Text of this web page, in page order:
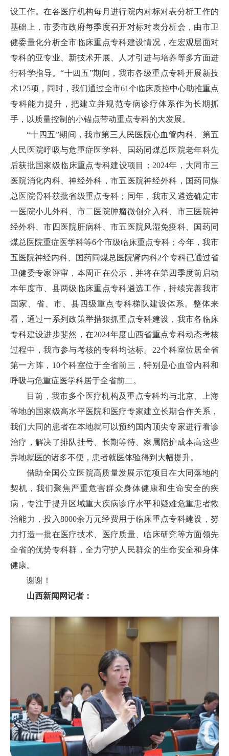
设工作。在各医疗机构每月进行院内对标对表分析工作的
基础上，市委市政府每季度召开对标对表分析会，由市卫
健委量化分析全市临床重点专科建设情况，在宏观层面对
专科的亚专业、新技术开展、人才引进与培养等多方面进
行科学指导。“十四五”期间，我市各级重点专科开展新技
术125项，同时，我们通过全市61个临床质控中心助推重点
专科能力提升，把建立并规范专病诊疗体系作为长期抓
手，以质量控制的小锚点带动重点专科的大发展。
“十四五”期间，我市第三人民医院心血管内科、第五
人民医院呼吸与危重症医学科、国药同煤总医院老年科先
后获批国家级临床重点专科建设项目；2024年，大同市三
医院消化内科、神经外科，市五医院神经外科，国药同煤
总医院骨科获批省级重点专科；同年，我市又遴选确定市
一医院小儿外科、市二医院肿瘤微创介入科、市三医院神
经外科、市四医院肝病科、市五医院风湿免疫科、国药同
煤总医院重症医学科等6个市级临床重点专科；今年，我市
五医院神经内科、国药同煤总医院肾内科2个专科已通过省
卫健委专家评审，本周正在公示，并将在第四季度前启动
本年度市、县两级临床重点专科遴选工作，持续完善我市
国家、省、市、县四级重点专科梯队建设体系。整体来
看，通过一系列政策举措狠抓重点专科建设，我市各临床
专科建设进步斐然，在2024年度山西省重点专科动态考核
过程中，我市参与考核的专科均达标。22个科室位居全省
第一方阵，10个科室位于全省前三，特别是心血管内科和
呼吸与危重症医学科居于全省前二。
目前，我市多个医疗机构及重点专科均与北京、上海
等地的国家级高水平医院和医疗专家建立长期合作关系，
我们大同的患者在本地就可以预约国内顶尖专家进行看诊
治疗，解决了排队挂号、长期等待、家属陪护成本高这些
异地就医的诸多不便，患者就医体验得到大幅提升。
借助全国公立医院高质量发展示范项目在大同落地的
契机，我们聚焦严重危害群众身体健康和生命安全的疾
病，专注于提升区域重大疾病诊疗水平和疑难危重患者救
治能力，投入8000余万元经费用于临床重点专科建设，努
力打造一批在医疗技术、医疗质量、临床研究等方面领先
全省的优势专科群，全力守护人民群众的生命安全和身体
健康。
谢谢！
山西新闻网记者：